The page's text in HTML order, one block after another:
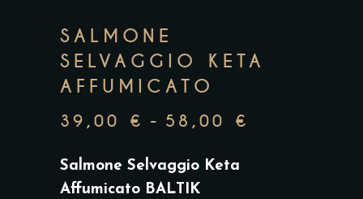
SALMONE
SELVAGGIO KETA
AFFUMICATO
39,00 € - 58,00 €
Salmone Selvaggio Keta
Affumicato BALTIK